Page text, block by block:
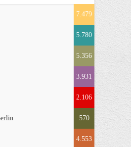
7.479
5.780
5.356
3.931
2.106
570
4.553